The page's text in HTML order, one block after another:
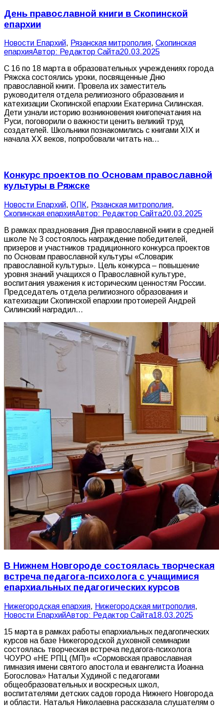
День православной книги в Скопинской
епархии
Новости Епархий, Рязанская митрополия, Скопинская
епархияАвтор: Редактор Сайта20.03.2025
С 16 по 18 марта в образовательных учреждениях города
Ряжска состоялись уроки, посвященные Дню
православной книги. Провела их заместитель
руководителя отдела религиозного образования и
катехизации Скопинской епархии Екатерина Силинская.
Дети узнали историю возникновения книгопечатания на
Руси, поговорили о важности ценить великий труд
создателей. Школьники познакомились с книгами XIX и
начала XX веков, попробовали читать на…
Конкурс проектов по Основам православной
культуры в Ряжске
Новости Епархий, ОПК, Рязанская митрополия,
Скопинская епархияАвтор: Редактор Сайта20.03.2025
В рамках празднования Дня православной книги в средней
школе № 3 состоялось награждение победителей,
призеров и участников традиционного конкурса проектов
по Основам православной культуры «Словарик
православной культуры». Цель конкурса – повышение
уровня знаний учащихся о Православной культуре,
воспитания уважения к историческим ценностям России.
Председатель отдела религиозного образования и
катехизации Скопинской епархии протоиерей Андрей
Силинский наградил…
В Нижнем Новгороде состоялась творческая
встреча педагога-психолога с учащимися
епархиальных педагогических курсов
Нижегородская епархия, Нижегородская митрополия,
Новости ЕпархийАвтор: Редактор Сайта18.03.2025
15 марта в рамках работы епархиальных педагогических
курсов на базе Нижегородской духовной семинарии
состоялась творческая встреча педагога-психолога
ЧОУРО «НЕ РПЦ (МП)» «Сормовская православная
гимназия имени святого апостола и евангелиста Иоанна
Богослова» Натальи Худиной с педагогами
общеобразовательных и воскресных школ,
воспитателями детских садов города Нижнего Новгорода
и области. Наталья Николаевна рассказала слушателям о